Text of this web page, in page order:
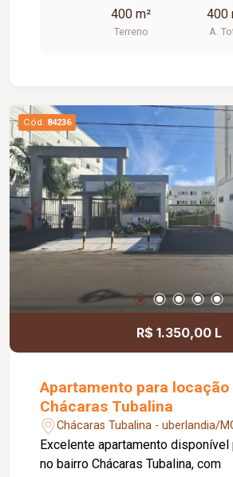
400 m²
Terreno
400
A.
Cód. 84236
R$ 1.350,00 L
Apartamento para locação
Chácaras Tubalina
Chácaras Tubalina - uberlandia/
Excelente apartamento disponível
no bairro Chácaras Tubalina, com